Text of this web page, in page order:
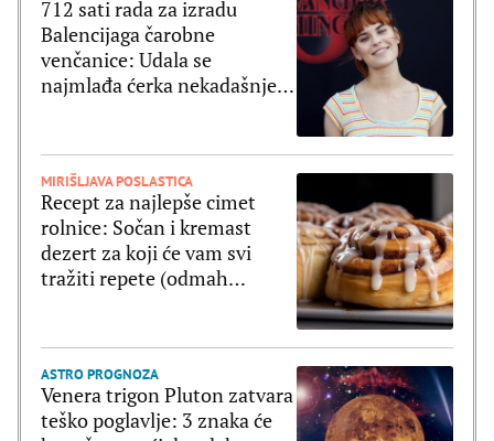
712 sati rada za izradu
Balencijaga čarobne
venčanice: Udala se
najmlađa ćerka nekadašnjeg
MIRIŠLJAVA POSLASTICA
Recept za najlepše cimet
rolnice: Sočan i kremast
dezert za koji će vam svi
tražiti repete (odmah
ASTRO PROGNOZA
Venera trigon Pluton zatvara
teško poglavlje: 3 znaka će